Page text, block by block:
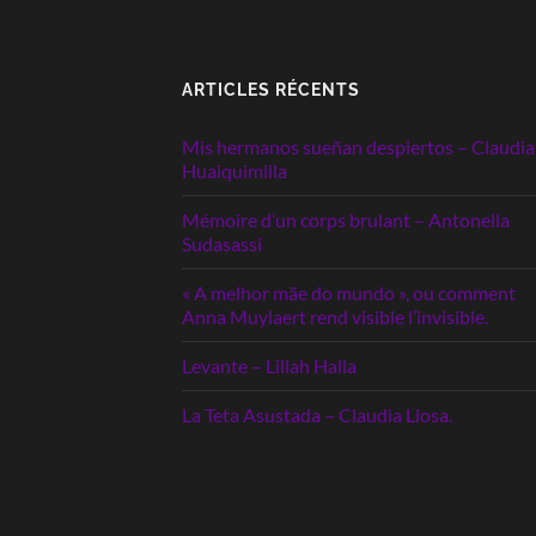
ARTICLES RÉCENTS
Mis hermanos sueñan despiertos – Claudia
Huaiquimilla
Mémoire d’un corps brulant – Antonella
Sudasassi
« A melhor mãe do mundo », ou comment
Anna Muylaert rend visible l’invisible.
Levante – Lillah Halla
La Teta Asustada – Claudia Llosa.